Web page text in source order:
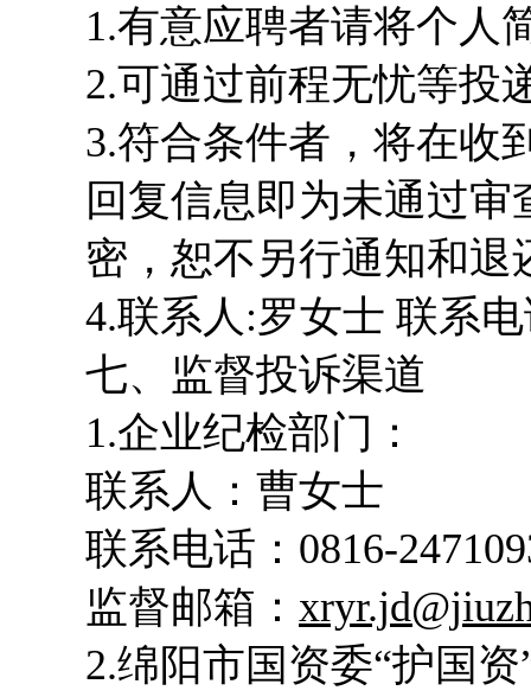
1.有意应聘者请将个人
2.可通过前程无忧等投
3.符合条件者，将在收
回复信息即为未通过
密，恕不另行通知和退
4.联系人:罗女士 联系电
七、监督投诉渠道
1.企业纪检部门：
联系人：曹女士
联系电话：0816-
监督邮箱：
2.绵阳市国资委“护国资